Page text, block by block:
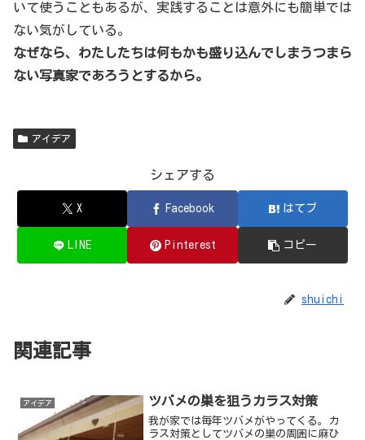
いて使うこともあるが、実践することは意外にも簡単では
ない気がしている。
なぜなら、わたしたちは何もかも盛り込んでしまうつまら
ない写真家であろうとするから。
アイデア
シェアする
X Facebook はてブ
LINE Pinterest コピー
shuichi
関連記事
アイデア ツバメの巣を狙うカラス対策
我が家では毎年ツバメがやってくる。カ
ラス対策としてツバメの巣の周囲に麻ひ